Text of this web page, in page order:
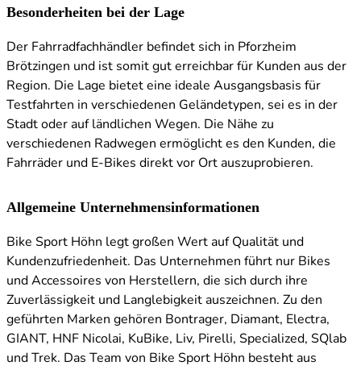
Besonderheiten bei der Lage
Der Fahrradfachhändler befindet sich in Pforzheim
Brötzingen und ist somit gut erreichbar für Kunden aus der
Region. Die Lage bietet eine ideale Ausgangsbasis für
Testfahrten in verschiedenen Geländetypen, sei es in der
Stadt oder auf ländlichen Wegen. Die Nähe zu
verschiedenen Radwegen ermöglicht es den Kunden, die
Fahrräder und E-Bikes direkt vor Ort auszuprobieren.
Allgemeine Unternehmensinformationen
Bike Sport Höhn legt großen Wert auf Qualität und
Kundenzufriedenheit. Das Unternehmen führt nur Bikes
und Accessoires von Herstellern, die sich durch ihre
Zuverlässigkeit und Langlebigkeit auszeichnen. Zu den
geführten Marken gehören Bontrager, Diamant, Electra,
GIANT, HNF Nicolai, KuBike, Liv, Pirelli, Specialized, SQlab
und Trek. Das Team von Bike Sport Höhn besteht aus